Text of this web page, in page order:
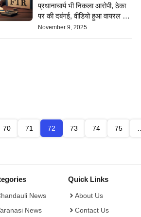
प्रधानाचार्य भी निकला आरोपी, ठेका
पर की दबंगई, वीडियो हुआ वायरल अब
पुलिस ने दर्ज किया मारपीट और
November 9, 2025
70 71 72 73 74 75
News
News
Quick Links
About Us
Contact Us